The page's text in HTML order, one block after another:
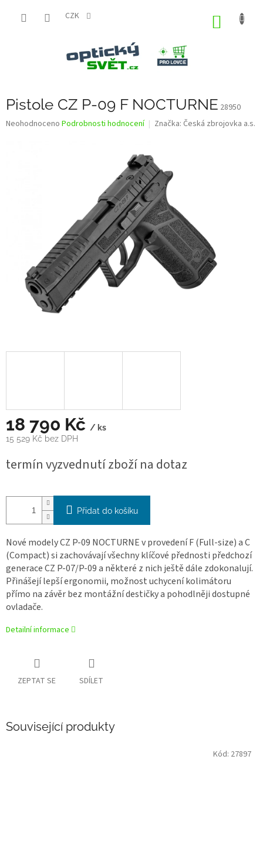
CZK
Pistole CZ P-09 F NOCTURNE 28950
Průměrné
Neohodnoceno Podrobnosti hodnocení Značka: Česká zbrojovka a.s.
18 790 Kč / ks
15 529 Kč bez DPH
cena:
termín vyzvednutí zboží na dotaz
Přidat do košíku
Nové modely CZ P-09 NOCTURNE v provedení F (Full-size) a C
(Compact) si zachovávají všechny klíčové přednosti předchozí
generace CZ P-07/P-09 a některé z nich ještě dále zdokonalují.
Přinášejí lepší ergonomii, možnost uchycení kolimátoru
přímo na závěr bez montážní destičky a pohodlněji dostupné
ovladače.
Detailní informace
ZEPTAT SE SDÍLET
Související produkty
Kód: 27897